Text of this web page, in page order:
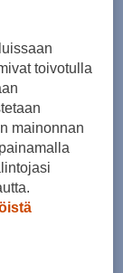
toivotulla
mainonnan